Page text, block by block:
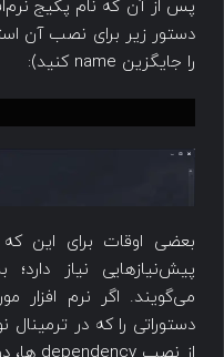
پس از آن که نام پکیج
دستور زیر برای نصب آن
را جایگزین name کنید):
بعضی اوقات برای این
دستوراتی را که در